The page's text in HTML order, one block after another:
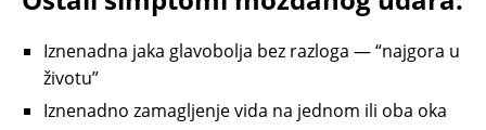
Iznenadna jaka glavobolja bez razloga — “najgora u
životu”
Iznenadno zamagljenje vida na jednom ili oba oka